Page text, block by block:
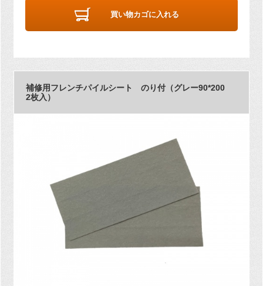
買い物カゴに入れる
補修用フレンチパイルシート のり付（グレー90*200
2枚入）